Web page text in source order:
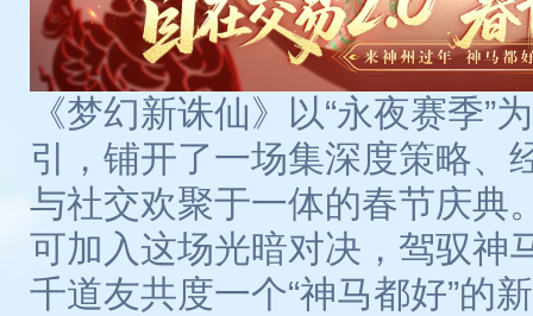
《梦幻新诛仙》以“永夜赛季”
引，铺开了一场集深度策略、
与社交欢聚于一体的春节庆典
可加入这场光暗对决，驾驭神
千道友共度一个“神马都好”的